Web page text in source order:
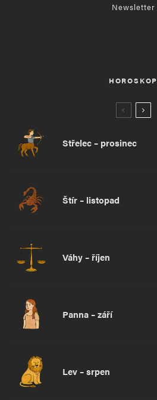
Newsletter
HOROSKOP
Střelec – prosinec
Štír – listopad
Váhy – říjen
Panna – září
Lev – srpen